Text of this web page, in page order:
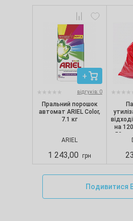
відгуків: 0
Пральний порошок
автомат ARIEL Color,
7.1 кг
ARIEL
1 243,00 грн
на
50
Подивитися